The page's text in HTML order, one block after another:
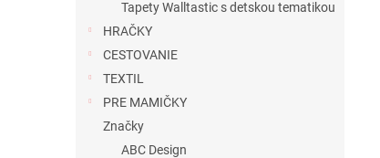
Tapety Walltastic s detskou tematikou
HRAČKY
CESTOVANIE
TEXTIL
PRE MAMIČKY
Značky
ABC Design